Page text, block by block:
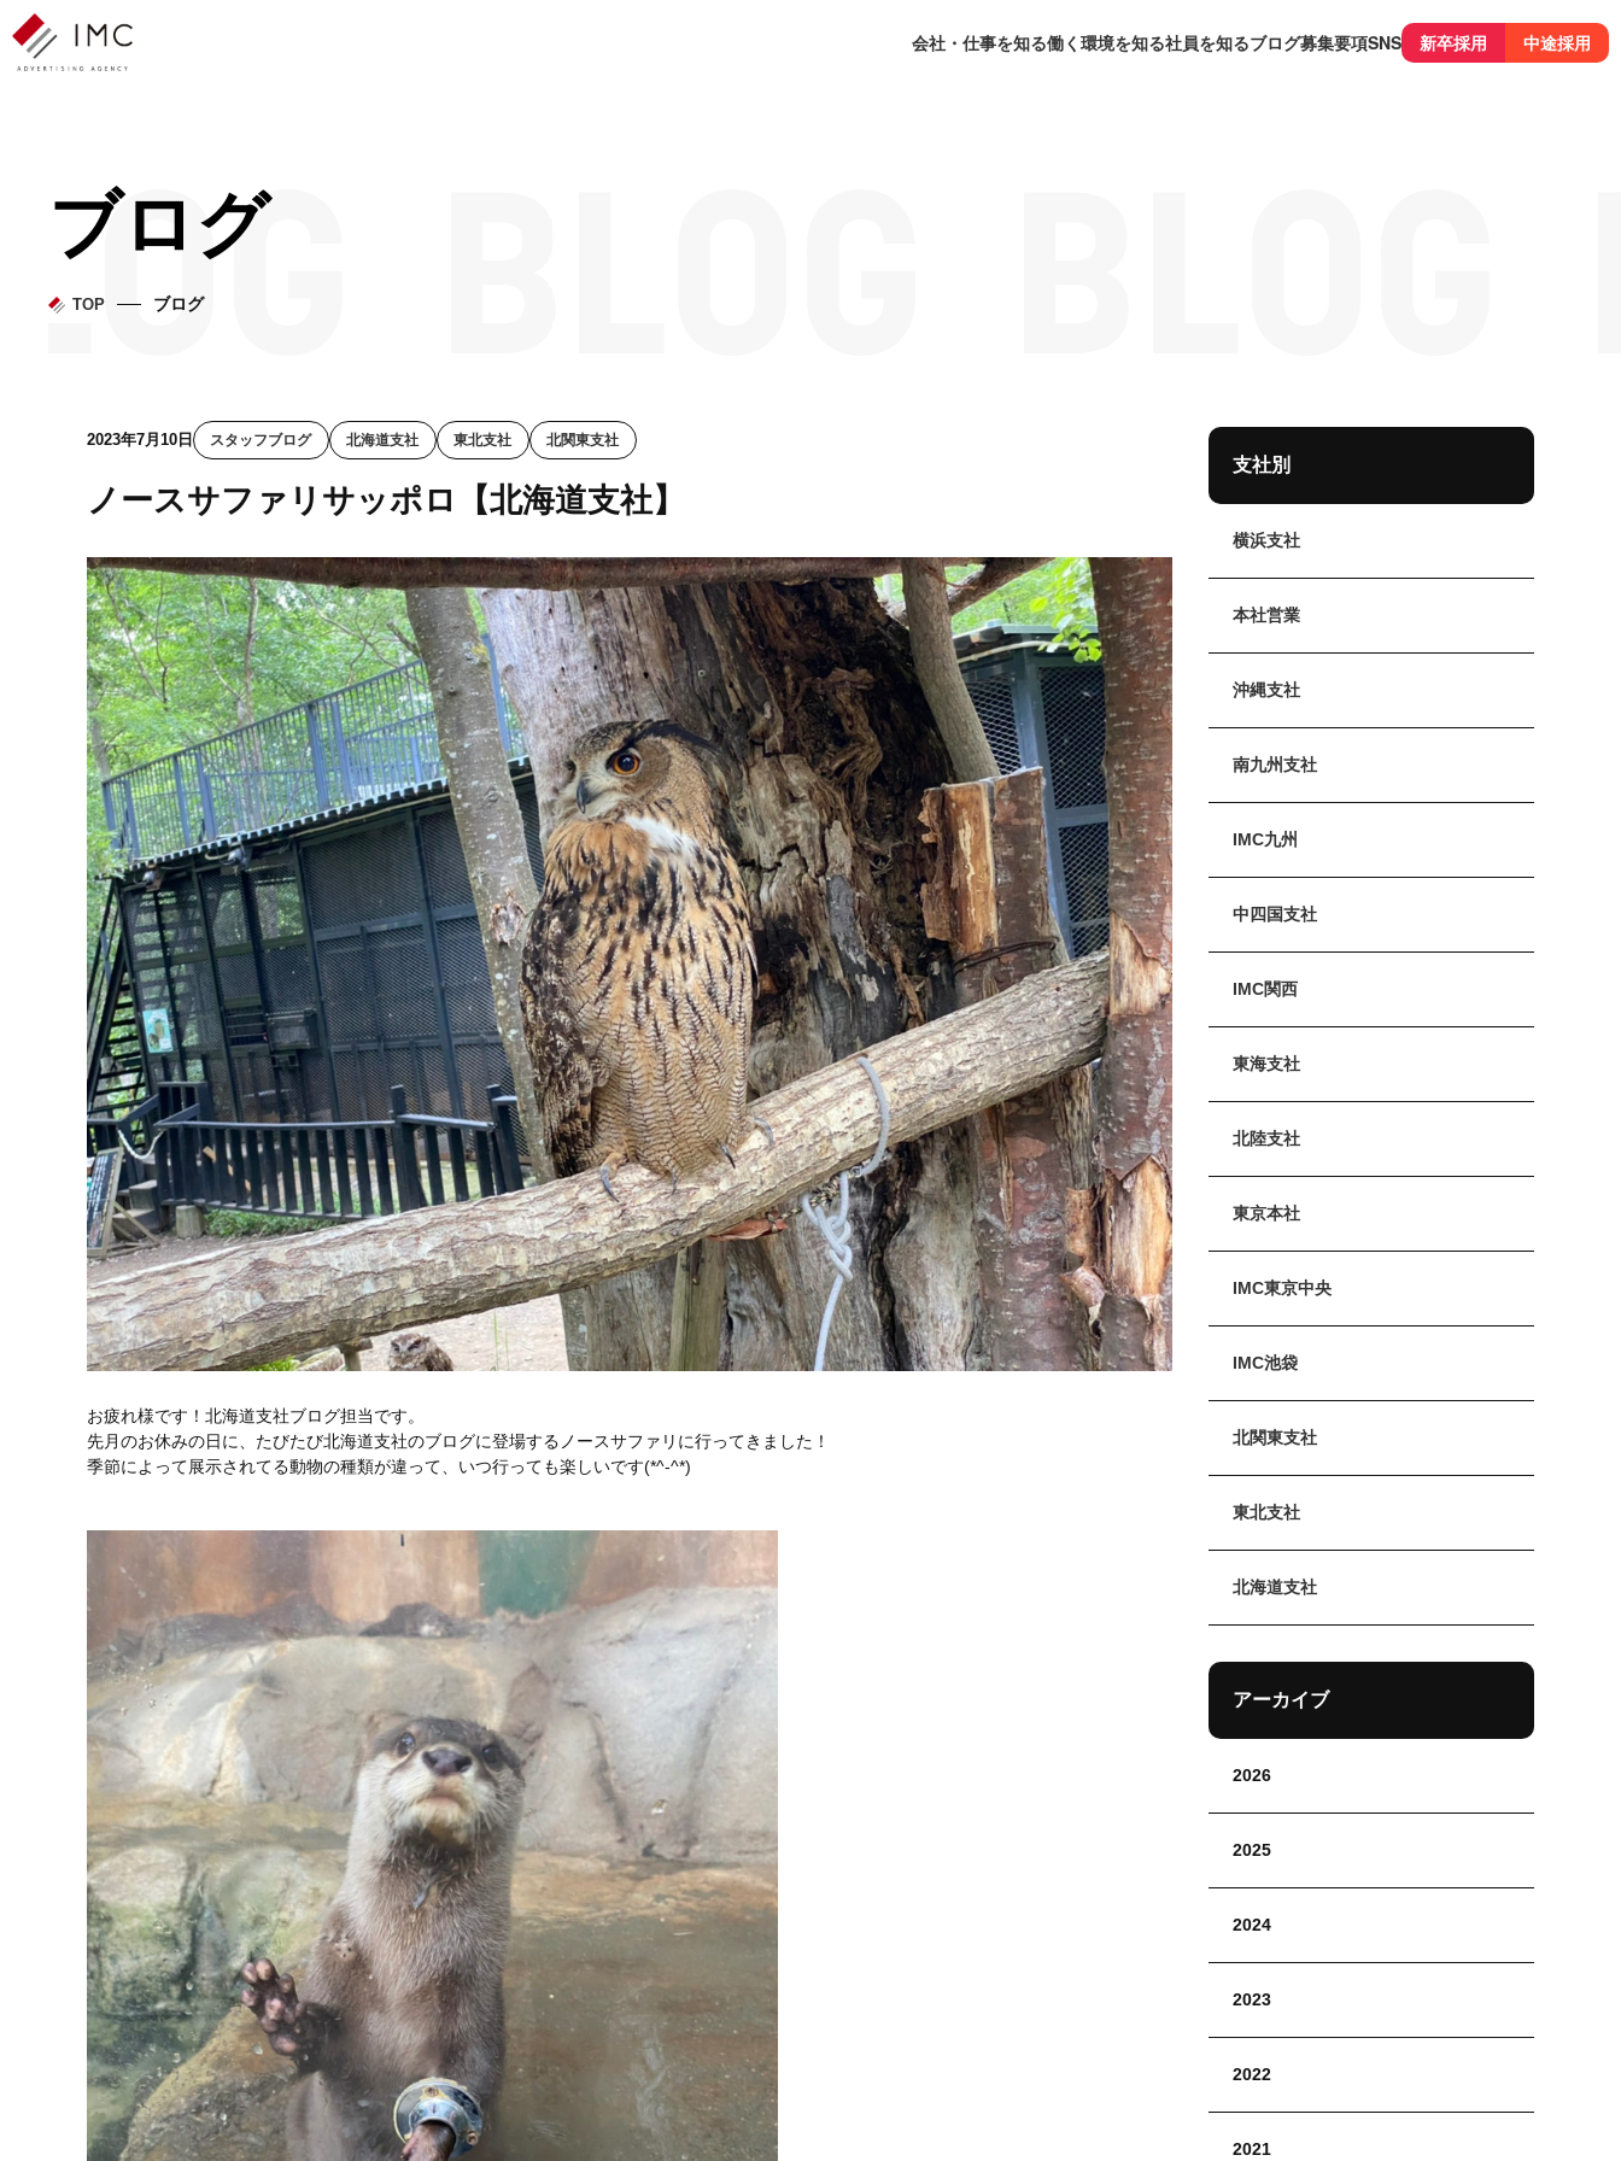
会社・仕事を知る働く環境を知る社員を知るブログ募集要項SNS 新卒採用 中途採用
ブログ
TOP ブログ
2023年7月10日 スタッフブログ 北海道支社 東北支社 北関東支社
ノースサファリサッポロ【北海道支社】
お疲れ様です！北海道支社ブログ担当です。
先月のお休みの日に、たびたび北海道支社のブログに登場するノースサファリに行ってきました！
季節によって展示されてる動物の種類が違って、いつ行っても楽しいです(*^-^*)
支社別
横浜支社
本社営業
沖縄支社
南九州支社
IMC九州
中四国支社
IMC関西
東海支社
北陸支社
東京本社
IMC東京中央
IMC池袋
北関東支社
東北支社
北海道支社
アーカイブ
2026
2025
2024
2023
2022
2021